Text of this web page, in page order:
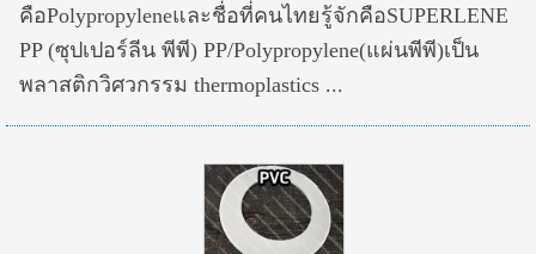
คือPolypropyleneและชื่อที่คนไทยรู้จักคือSUPERLENE
PP (ซุปเปอร์ลีน พีพี) PP/Polypropylene(แผ่นพีพี)เป็น
พลาสติกวิศวกรรม thermoplastics ...